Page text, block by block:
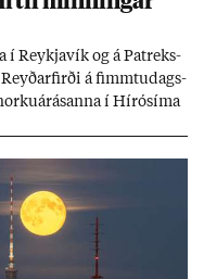
í Reykja­vík og á Pat­reks­
á fimmtu­dags­
í Hírósíma